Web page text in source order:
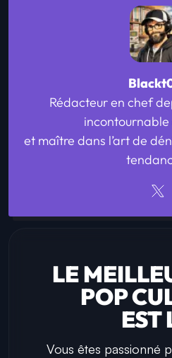
Rédacteur en chef
et maître dans l’art de
LE
POP
EST
Vous êtes passionné